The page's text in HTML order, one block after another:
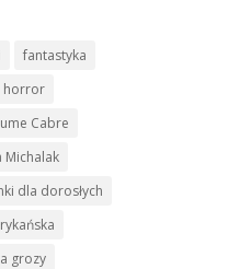
fantastyka
horror
Cabre
Michalak
dla dorosłych
grozy